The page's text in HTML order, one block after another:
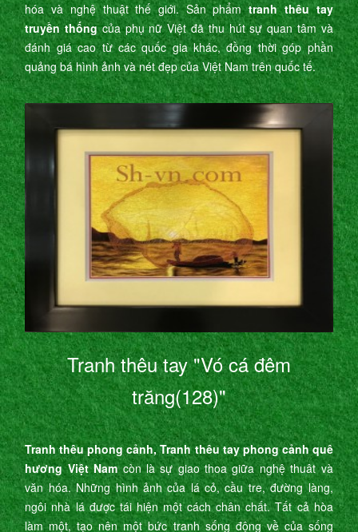
hóa và nghệ thuật thế giới. Sản phẩmtranh thêu tay
truyền thốngcủa phụ nữ Việt đã thu hút sự quan tâm và
đánh giá cao từ các quốc gia khác, đồng thời góp phần
quảng bá hình ảnh và nét đẹp của Việt Nam trên quốc tế.
Tranh thêu tay "Vó cá đêm
trăng(128)"
Tranh thêu phong cảnh, Tranh thêu tay phong cảnh quê
hương Việt Namcòn là sự giao thoa giữa nghệ thuât và
văn hóa. Những hình ảnh của lá cỏ, cầu tre, đường làng,
ngôi nhà lá được tái hiện một cách chân chất. Tất cả hòa
làm một, tạo nên một bức tranh sống động về của sống